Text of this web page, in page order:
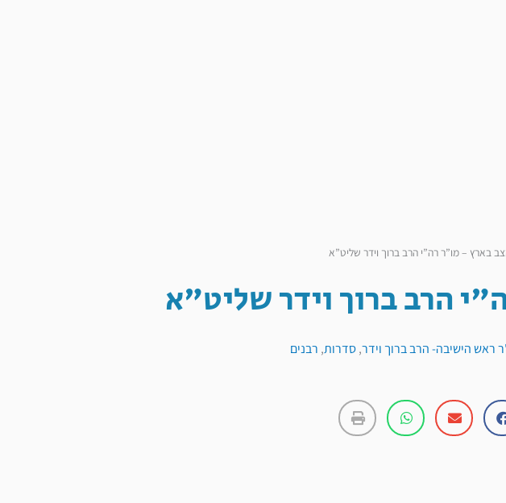
בארץ – מו”ר רה”י הרב ברוך וידר שליט”א
הרב ברוך וידר שליט"א
ראש הישיבה- הרב ברוך וידר,סדרות, רבנים